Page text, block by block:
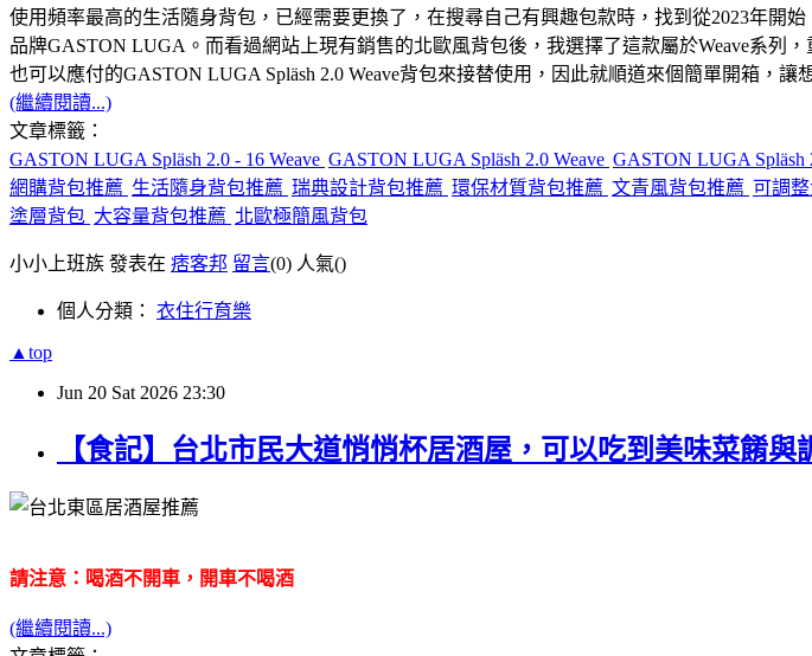
使用頻率最高的生活隨身背包，已經需要更換了，在搜尋自己有興趣包款時，找到從2023年開
品牌GASTON LUGA。而看過網站上現有銷售的北歐風背包後，我選擇了這款屬於Weave系列
也可以應付的GASTON LUGA Spläsh 2.0 Weave背包來接替使用，因此就順道來個簡單開箱，
(繼續閱讀...)
文章標籤：
GASTON LUGA Spläsh 2.0 - 16 Weave GASTON LUGA Spläsh 2.0 Weave GASTON LUGA Spläsh
網購背包推薦 生活隨身背包推薦 瑞典設計背包推薦 環保材質背包推薦 文青風背包推薦 可調
塗層背包 大容量背包推薦 北歐極簡風背包
小小上班族 發表在 痞客邦 留言(0) 人氣()
個人分類： 衣住行育樂
▲top
Jun 20 Sat 2026 23:30
【食記】台北市民大道悄悄杯居酒屋，可以吃到美味菜餚與
請注意：喝酒不開車，開車不喝酒
(繼續閱讀...)